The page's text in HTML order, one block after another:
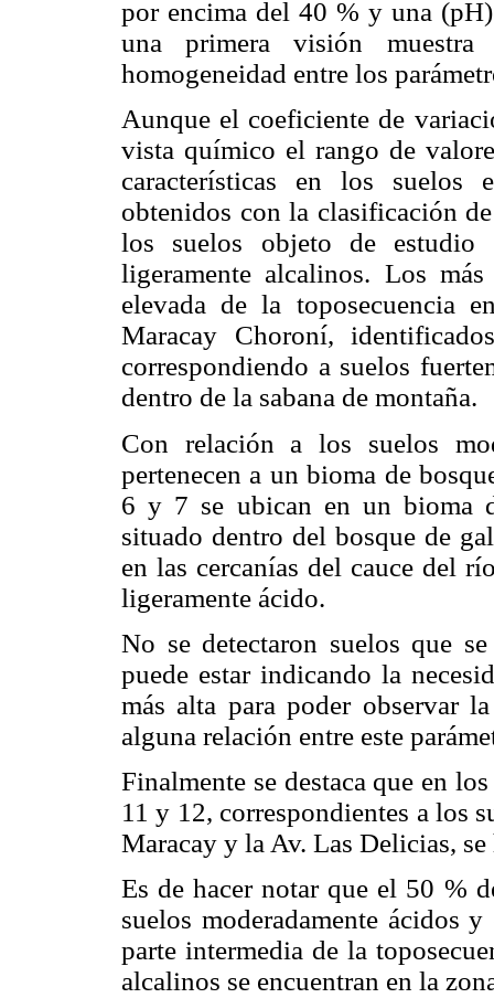
por encima del 40 % y una
una primera visión
homogeneidad entre los
Aunque el coeficiente de
vista químico el rango de
características en los suelos
obtenidos con la clasificación
los suelos objeto de estudio
ligeramente alcalinos. Los
elevada de la toposecuencia
Maracay Choroní,
correspondiendo a suelos
dentro de la sabana de montaña.
Con relación a los suelos
pertenecen a un bioma de
6 y 7 se ubican en un bioma
situado dentro del bosque de
en las cercanías del cauce del
ligeramente ácido.
No se detectaron suelos que
puede estar indicando la
más alta para poder observar
alguna relación entre este
Finalmente se destaca que en
11 y 12, correspondientes a los
Maracay y la Av. Las Delicias,
Es de hacer notar que el 50 %
suelos moderadamente ácidos
parte intermedia de la
alcalinos se encuentran en la